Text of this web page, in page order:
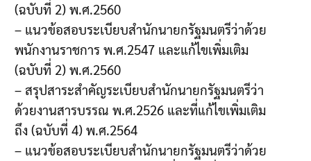
(ฉบับที่ 2) พ.ศ.2560
– แนวข้อสอบระเบียบสำนักนายกรัฐมนตรีว่าด้วย
พนักงานราชการ พ.ศ.2547 และแก้ไขเพิ่มเติม
(ฉบับที่ 2) พ.ศ.2560
– สรุปสาระสำคัญระเบียบสำนักนายกรัฐมนตรีว่า
ด้วยงานสารบรรณ พ.ศ.2526 และที่แก้ไขเพิ่มเติม
ถึง (ฉบับที่ 4) พ.ศ.2564
– แนวข้อสอบระเบียบสำนักนายกรัฐมนตรีว่าด้วย